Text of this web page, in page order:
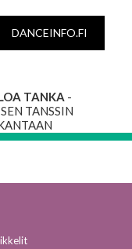
DANCEINFO.FI
TANKA -
TANSSIN